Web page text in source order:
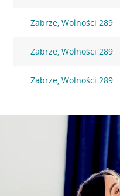
Zabrze, Wolności 289
Zabrze, Wolności 289
Zabrze, Wolności 289